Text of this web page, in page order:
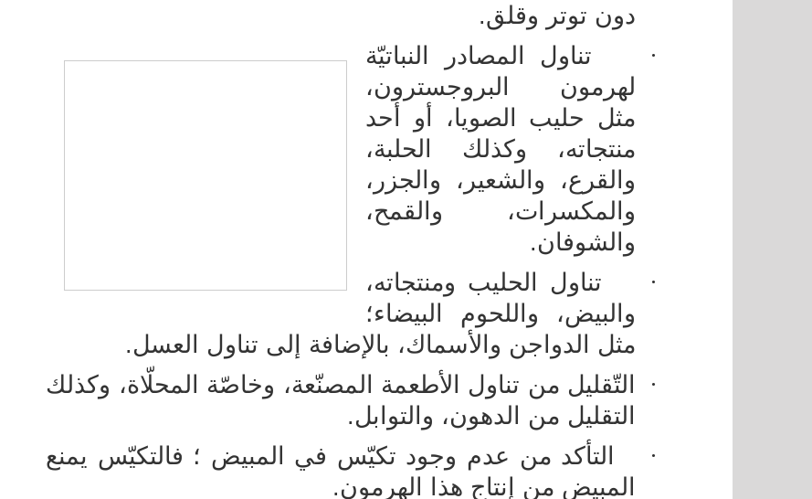
دون توتر وقلق.
·
تناول المصادر النباتيّة
لهرمون البروجسترون،
مثل حليب الصويا، أو أحد
منتجاته، وكذلك الحلبة،
والقرع، والشعير، والجزر،
والمكسرات، والقمح،
والشوفان.
·
تناول الحليب ومنتجاته،
والبيض، واللحوم البيضاء؛
مثل الدواجن والأسماك، بالإضافة إلى تناول العسل.
·
التّقليل من تناول الأطعمة المصنّعة، وخاصّة المحلّاة، وكذلك
التقليل من الدهون، والتوابل.
·
التأكد من عدم وجود تكيّس في المبيض ؛ فالتكيّس يمنع
المبيض من إنتاج هذا الهرمون.